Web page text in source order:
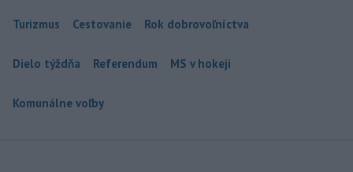
Turizmus Cestovanie Rok dobrovoľníctva
Dielo týždňa Referendum MS v hokeji
Komunálne voľby